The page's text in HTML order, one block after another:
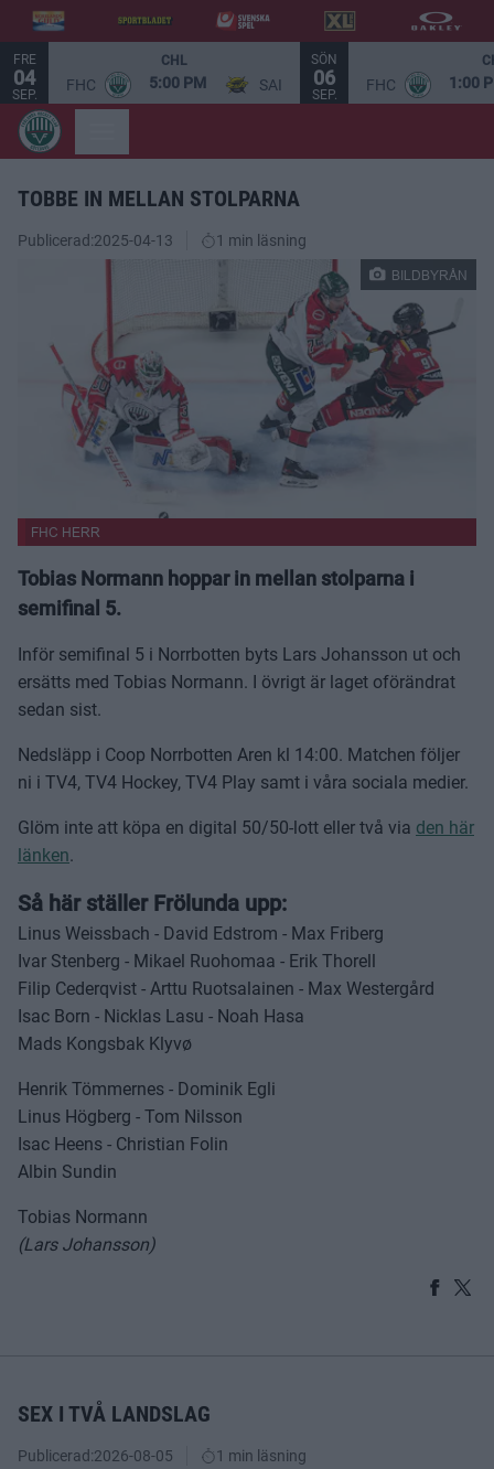
FRE
04
SEP.
CHL
FHC 5:00 PM SAI
SÖN
06
SEP.
FHC 1:00
TOBBE IN MELLAN STOLPARNA
Publicerad:2025-04-13 1 min läsning
BILDBYRÅN
FHC HERR
Tobias Normann hoppar in mellan stolparna i
semifinal 5.
Inför semifinal 5 i Norrbotten byts Lars Johansson ut och
ersätts med Tobias Normann. I övrigt är laget oförändrat
sedan sist.
Nedsläpp i Coop Norrbotten Aren kl 14:00. Matchen följer
ni i TV4, TV4 Hockey, TV4 Play samt i våra sociala medier.
Glöm inte att köpa en digital 50/50-lott eller två via den här
länken.
Så här ställer Frölunda upp:
Linus Weissbach - David Edstrom - Max Friberg
Ivar Stenberg - Mikael Ruohomaa - Erik Thorell
Filip Cederqvist - Arttu Ruotsalainen - Max Westergård
Isac Born - Nicklas Lasu - Noah Hasa
Mads Kongsbak Klyvø
Henrik Tömmernes - Dominik Egli
Linus Högberg - Tom Nilsson
Isac Heens - Christian Folin
Albin Sundin
Tobias Normann
(Lars Johansson)
SEX I TVÅ LANDSLAG
Publicerad:2026-08-05 1 min läsning